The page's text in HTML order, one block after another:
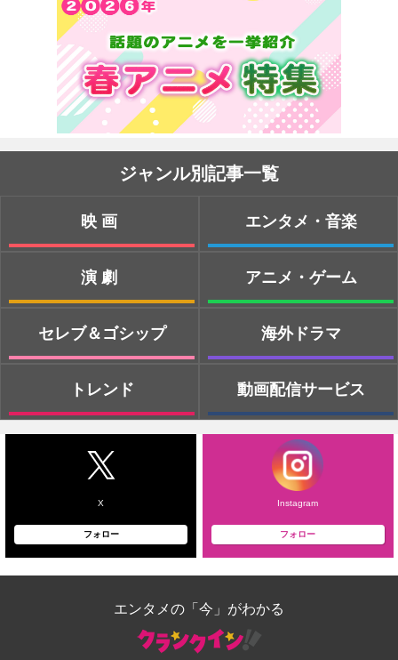
ジャンル別記事一覧
映画
演劇
セレブ＆ゴシップ
トレンド
エンタメ・音楽
アニメ・ゲーム
海外ドラマ
動画配信サービス
X
フォロー
Instagram
フォロー
エンタメの「今」がわかる